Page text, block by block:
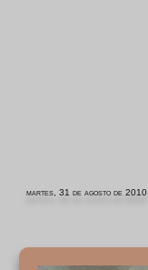
martes, 31 de agosto de 2010